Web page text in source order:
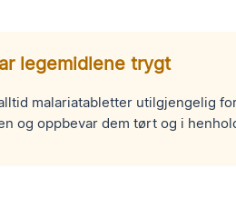
legemidlene trygt
malariatabletter utilgjengelig
og oppbevar dem tørt og i